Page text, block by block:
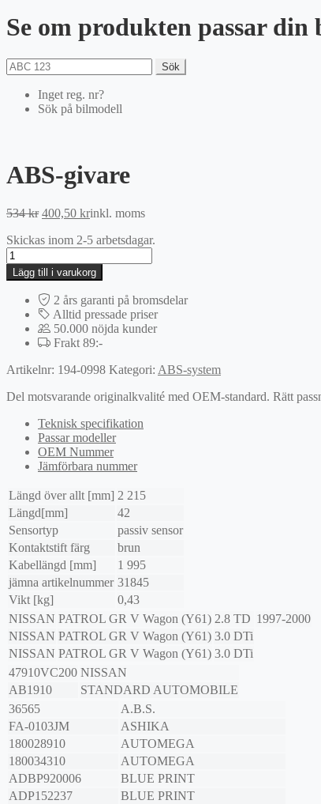
Se om produkten passar din
Sök
Inget reg. nr?
Sök på bilmodell
ABS-givare
534kr Det
priset
534 kr.
400,50 krDet
priset
400,50 kr.
inkl. moms
Skickas inom 2-5 arbetsdagar.
ABS-
givare
mängd
Lägg till i varukorg
2 års garanti på bromsdelar
Alltid pressade priser
50.000 nöjda kunder
Frakt 89:-
Artikelnr: 194-0998 Kategori: ABS-system
Del motsvarande originalkvalité med OEM-standard. Rätt
Teknisk specifikation
Passar modeller
OEM Nummer
Jämförbara nummer
Längd över allt [mm] 2 215
Längd[mm]
42
Sensortyp
passiv sensor
Kontaktstift färg
brun
Kabellängd [mm]
1 995
jämna artikelnummer 31845
Vikt [kg]
0,43
NISSAN PATROL GR V Wagon (Y61) 2.8 TD 1997-2000
NISSAN PATROL GR V Wagon (Y61) 3.0 DTi
NISSAN PATROL GR V Wagon (Y61) 3.0 DTi
47910VC200 NISSAN
AB1910
STANDARD AUTOMOBILE
36565
A.B.S.
FA-0103JM
ASHIKA
180028910
AUTOMEGA
180034310
AUTOMEGA
ADBP920006
BLUE PRINT
ADP152237
BLUE PRINT